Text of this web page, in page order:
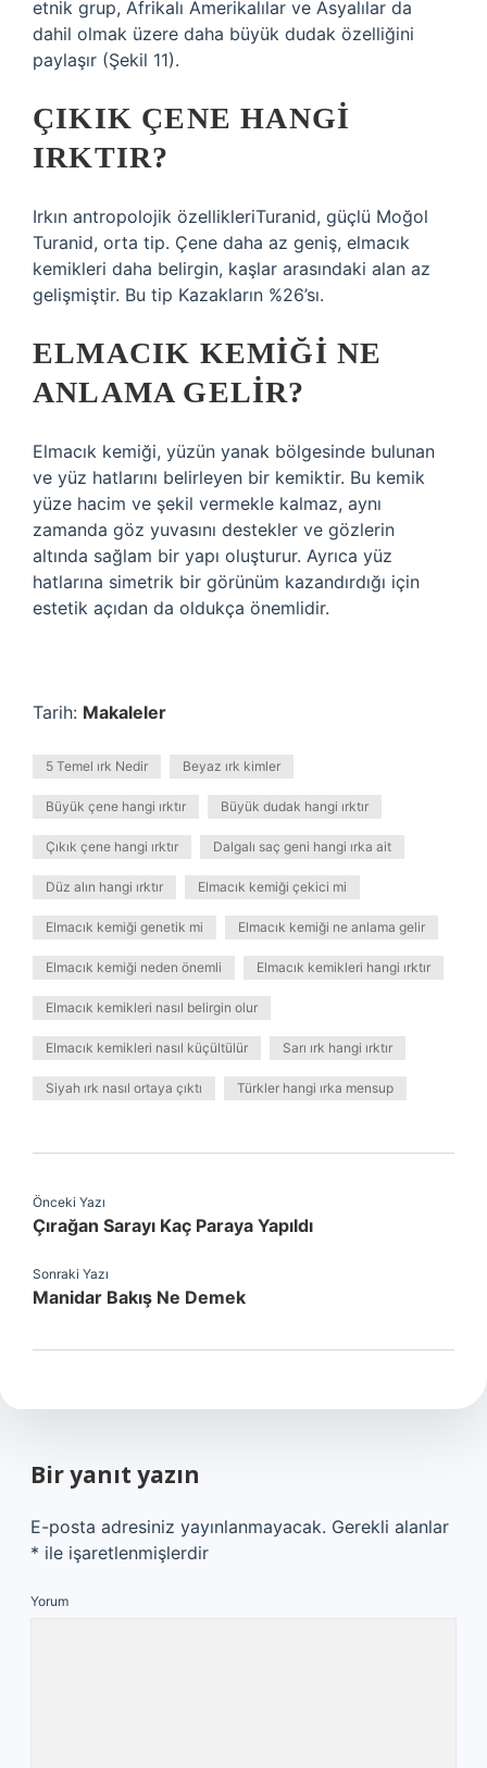
etnik grup, Afrikalı Amerikalılar ve Asyalılar da
dahil olmak üzere daha büyük dudak özelliğini
paylaşır (Şekil 11).
ÇIKIK ÇENE HANGI
IRKTIR?
Irkın antropolojik özellikleriTuranid, güçlü Moğol
Turanid, orta tip. Çene daha az geniş, elmacık
kemikleri daha belirgin, kaşlar arasındaki alan az
gelişmiştir. Bu tip Kazakların %26’sı.
ELMACIK KEMIĞI NE
ANLAMA GELIR?
Elmacık kemiği, yüzün yanak bölgesinde bulunan
ve yüz hatlarını belirleyen bir kemiktir. Bu kemik
yüze hacim ve şekil vermekle kalmaz, aynı
zamanda göz yuvasını destekler ve gözlerin
altında sağlam bir yapı oluşturur. Ayrıca yüz
hatlarına simetrik bir görünüm kazandırdığı için
estetik açıdan da oldukça önemlidir.
Tarih: Makaleler
5 Temel ırk Nedir Beyaz ırk kimler
Büyük çene hangi ırktır Büyük dudak hangi ırktır
Çıkık çene hangi ırktır Dalgalı saç geni hangi ırka ait
Düz alın hangi ırktır Elmacık kemiği çekici mi
Elmacık kemiği genetik mi Elmacık kemiği ne anlama gelir
Elmacık kemiği neden önemli Elmacık kemikleri hangi ırktır
Elmacık kemikleri nasıl belirgin olur
Elmacık kemikleri nasıl küçültülür Sarı ırk hangi ırktır
Siyah ırk nasıl ortaya çıktı Türkler hangi ırka mensup
Önceki Yazı
Çırağan Sarayı Kaç Paraya Yapıldı
Sonraki Yazı
Manidar Bakış Ne Demek
Bir yanıt yazın
E-posta adresiniz yayınlanmayacak. Gerekli alanlar
* ile işaretlenmişlerdir
Yorum